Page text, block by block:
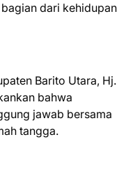
dari kehidupan
Barito Utara, Hj.
bahwa
jawab bersama
tangga.